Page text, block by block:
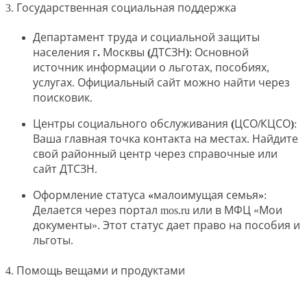
3. Государственная социальная поддержка
Департамент труда и социальной защиты
населения г. Москвы (ДТСЗН): Основной
источник информации о льготах, пособиях,
услугах. Официальный сайт можно найти через
поисковик.
Центры социального обслуживания (ЦСО/КЦСО):
Ваша главная точка контакта на местах. Найдите
свой районный центр через справочные или
сайт ДТСЗН.
Оформление статуса «малоимущая семья»:
Делается через портал mos.ru или в МФЦ «Мои
документы». Этот статус дает право на пособия и
льготы.
4. Помощь вещами и продуктами